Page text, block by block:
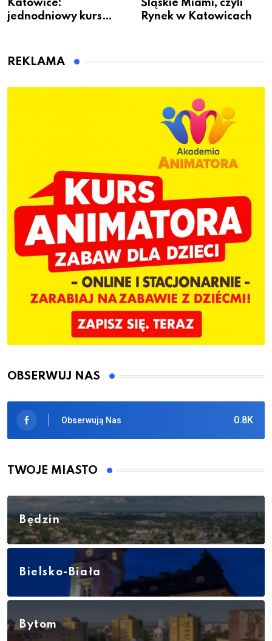
Katowice:
jednodniowy kurs
dzieci
Śląskie Miami, czyli
Rynek w Katowicach
REKLAMA
OBSERWUJ NAS
0.8K
Obserwują Nas
TWOJE MIASTO
Będzin
Bielsko-Biała
Bytom